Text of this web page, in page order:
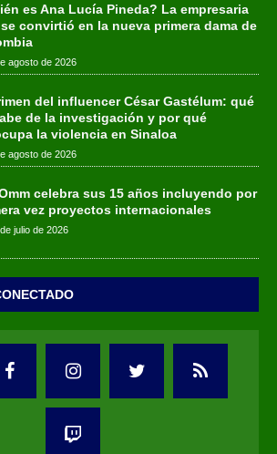
es Ana Lucía Pineda? La empresaria
convirtió en la nueva primera dama de
agosto de 2026
del influencer César Gastélum: qué
de la investigación y por qué
la violencia en Sinaloa
agosto de 2026
celebra sus 15 años incluyendo por
vez proyectos internacionales
julio de 2026